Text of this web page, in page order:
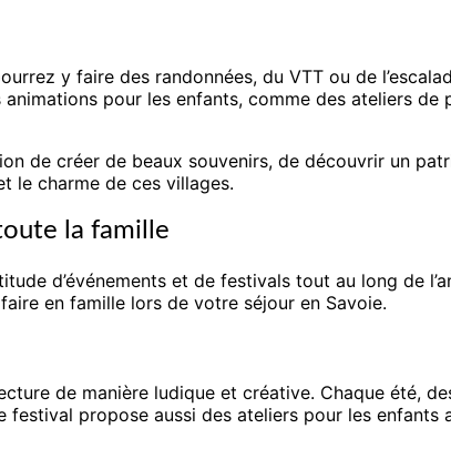
y faire des randonnées, du VTT ou de
pour les enfants, comme des ateliers
de créer de beaux souvenirs, de découvrir un
le charme de ces villages.
la famille
d’événements et de festivals tout au long de
en famille lors de votre séjour en Savoie.
de manière ludique et créative. Chaque été,
propose aussi des ateliers pour les enfants